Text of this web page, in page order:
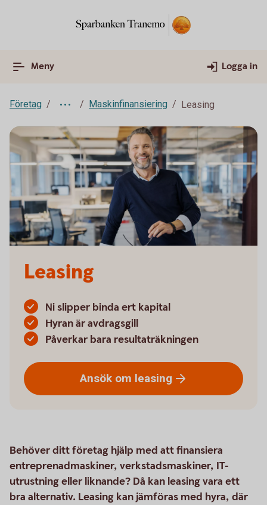
Meny Logga in
Företag Maskinfinansiering Leasing
Leasing
Ni slipper binda ert kapital
Hyran är avdragsgill
Påverkar bara resultaträkningen
Ansök om leasing
Behöver ditt företag hjälp med att finansiera
entreprenadmaskiner, verkstadsmaskiner, IT-
utrustning eller liknande? Då kan leasing vara ett
bra alternativ. Leasing kan jämföras med hyra, där